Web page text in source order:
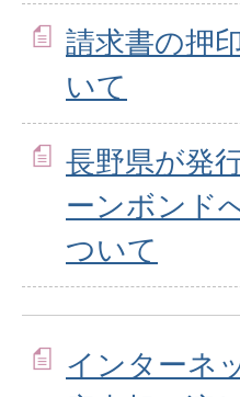
請求書の押
いて
長野県が発
ーンボンド
ついて
インターネ